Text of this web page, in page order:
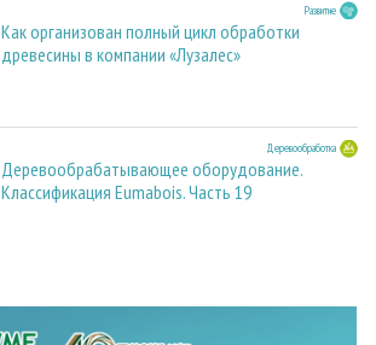
Развитие
Как организован полный цикл обработки
древесины в компании «Лузалес»
Деревообработка
Деревообрабатывающее оборудование.
Классификация Eumabois. Часть 19